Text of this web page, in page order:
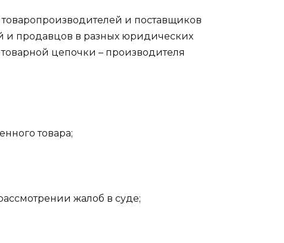
и поставщиков
и продавцов в разных юридических
цепочки – производителя
товара;
жалоб в суде;